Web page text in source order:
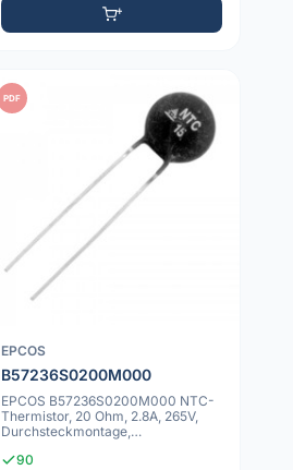
PDF
EPCOS
B57236S0200M000
EPCOS B57236S0200M000 NTC-
Thermistor, 20 Ohm, 2.8A, 265V,
Durchsteckmontage,
90